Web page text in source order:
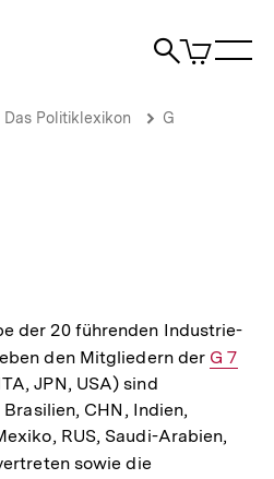
Suche
Artikel
im
Das Politiklexikon G
der 20 führenden Industrie-
den Mitgliedern der Interner
G 7
JPN, USA) sind
CHN, Indien,
RUS, Saudi-Arabien,
sowie die